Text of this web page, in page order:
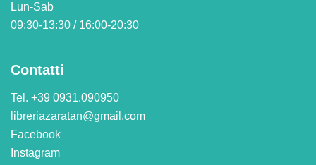
Lun-Sab
09:30-13:30 / 16:00-20:30
Contatti
Tel. +39 0931.090950
libreriazaratan@gmail.com
Facebook
Instagram